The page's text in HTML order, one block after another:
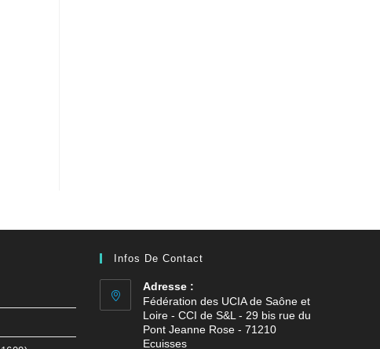
Infos De Contact
Adresse :
Fédération des UCIA de Saône et
Loire - CCI de S&L - 29 bis rue du
Pont Jeanne Rose - 71210
Ecuisses